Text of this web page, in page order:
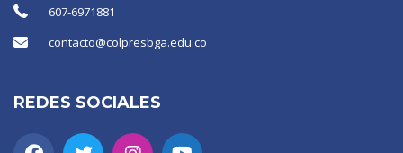
607-6971881
contacto@colpresbga.edu.co
REDES SOCIALES